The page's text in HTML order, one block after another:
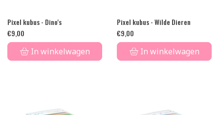
Pixel kubus - Dino's
€9,00
In winkelwagen
Pixel kubus - Wilde Dieren
€9,00
In winkelwagen